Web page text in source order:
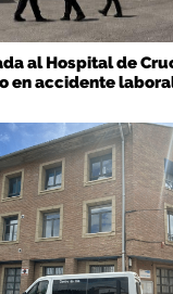
al Hospital de
en accidente